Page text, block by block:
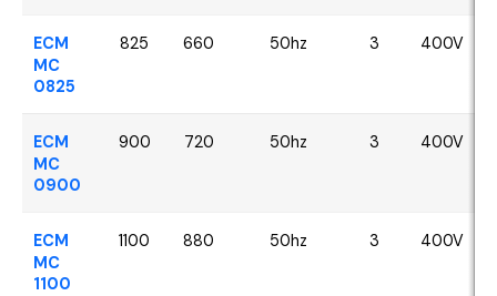
ECM
MC
0825
825 660 50hz 3 400V
ECM
MC
0900
900 720 50hz 3 400V
ECM
MC
1100
1100 880 50hz 3 400V